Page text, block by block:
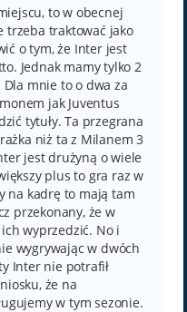
to w obecnej
trzeba traktować jako
o tym, że Inter jest
Jednak mamy tylko 2
mnie to o dwa za
jak Juventus
tytuły. Ta przegrana
niż ta z Milanem 3
jest drużyną o wiele
plus to gra raz w
na kadrę to mają tam
przekonany, że w
wyprzedzić. No i
wygrywając w dwóch
Inter nie potrafił
że na
w tym sezonie.